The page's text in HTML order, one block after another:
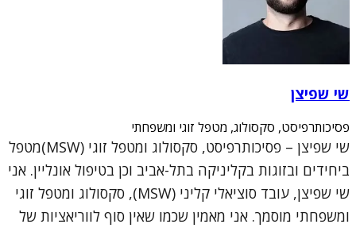
שי שפיצן
פסיכותרפיסט, סקסולוג, מטפל זוגי ומשפחתי
שי שפיצן – פסיכותרפיסט, סקסולוג ומטפל זוגי (MSW)מטפל
ביחידים ובזוגות בקליניקה בתל-אביב וכן בטיפול אונליין. אני
שי שפיצן, עובד סוציאלי קליני (MSW), סקסולוג ומטפל זוגי
ומשפחתי מוסמך. אני מאמין שכמו שאין סוף לווריאציות של